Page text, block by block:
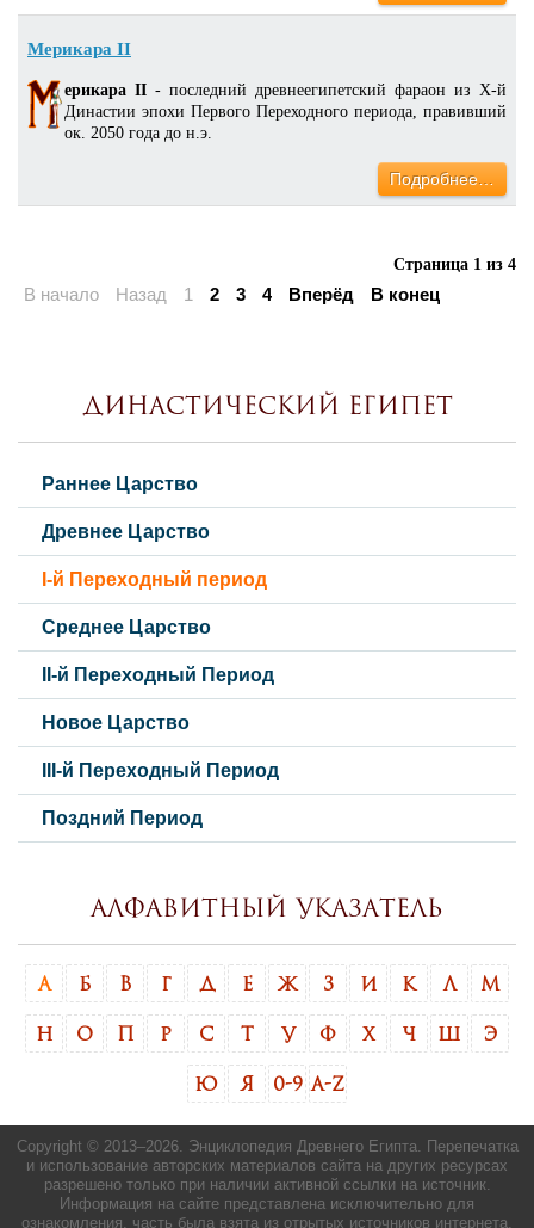
Мерикара II
ерикара II - последний древнеегипетский фараон из X-й
Династии эпохи Первого Переходного периода, правивший
ок. 2050 года до н.э.
Подробнее…
Страница 1 из 4
В начало Назад 1 2 3 4 Вперёд В конец
Династический Египет
Раннее Царство
Древнее Царство
I-й Переходный период
Среднее Царство
II-й Переходный Период
Новое Царство
III-й Переходный Период
Поздний Период
Алфавитный указатель
А Б В Г Д Е Ж З И К Л М
Н О Р С У Ф Х Ч Э
Ю Я 0-9 A-Z
Copyright © 2013–2026. Энциклопедия Древнего Египта. Перепечатка
и использование авторских материалов сайта на других ресурсах
разрешено только при наличии активной ссылки на источник.
Информация на сайте представлена исключительно для
ознакомления, часть была взята из отрытых источников интернета.